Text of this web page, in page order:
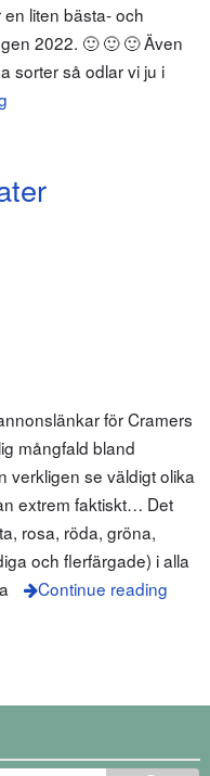
liten bästa- och
2022. 🙂 🙂 🙂 Även
sorter så odlar vi ju i
för Cramers
mångfald bland
verkligen se väldigt olika
extrem faktiskt… Det
rosa, röda, gröna,
och flerfärgade) i alla
Continue reading